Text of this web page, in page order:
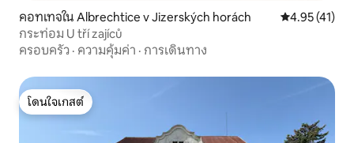
คอทเทจใน Albrechtice v Jizerských horách คะแนนเฉลี่ย
4.95 (41)
กระท่อม U tří zajíců
ครอบครัว · ความคุ้มค่า · การเดินทาง
โดนใจเกสต์
โดนใจเกสต์